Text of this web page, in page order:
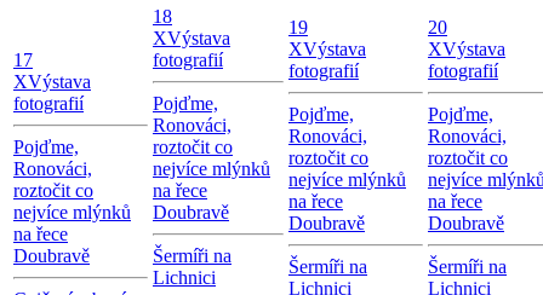
17
XVýstava
fotografií
Pojďme,
Ronováci,
roztočit co
nejvíce mlýnků
na řece
Doubravě
18
XVýstava
fotografií
Pojďme,
Ronováci,
roztočit co
nejvíce mlýnků
na řece
Doubravě
Šermíři na
Lichnici
19
XVýstava
fotografií
Pojďme,
Ronováci,
roztočit co
nejvíce mlýnků
na řece
Doubravě
Šermíři na
Lichnici
20
XVýstava
fotografií
Pojďme,
Ronováci,
roztočit co
nejvíce
na řece
Doubravě
Šermíři na
Lichnici